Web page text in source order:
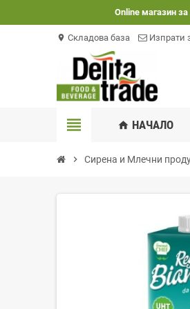
Оnline магазин за
location_on Складова база Изпрати
view_headline home НАЧАЛО
chevron_right Сирена и Млечни